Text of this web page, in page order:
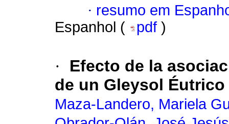
· resumo em
Espanhol (
pdf )
·
Efecto de la
de un Gleysol
Maza-Landero, Mariela